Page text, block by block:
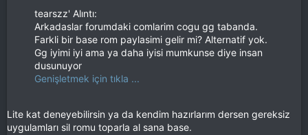
tearszz' Alıntı:
Arkadaslar forumdaki comlarim cogu gg tabanda.
Farkli bir base rom paylasimi gelir mi? Alternatif yok.
Gg iyimi iyi ama ya daha iyisi mumkunse diye insan
dusunuyor
Genişletmek için tıkla ...
Lite kat deneyebilirsin ya da kendim hazırlarım dersen gereksiz
uygulamları sil romu toparla al sana base.